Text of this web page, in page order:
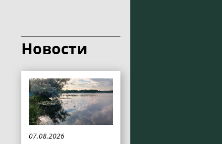
Новости
07.08.2026